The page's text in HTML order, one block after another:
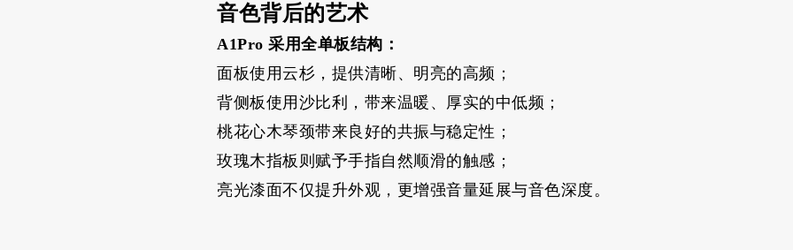
音色背后的艺术
A1Pro 采用全单板结构：
面板使用云杉，提供清晰、明亮的高频；
背侧板使用沙比利，带来温暖、厚实的中低频；
桃花心木琴颈带来良好的共振与稳定性；
玫瑰木指板则赋予手指自然顺滑的触感；
亮光漆面不仅提升外观，更增强音量延展与音色深度。